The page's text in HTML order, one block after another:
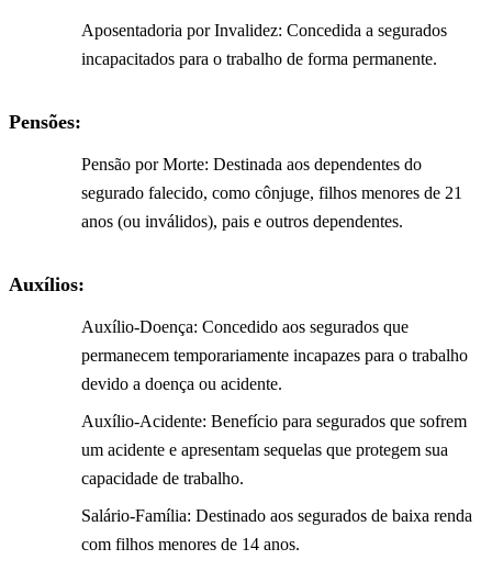
Aposentadoria por Invalidez: Concedida a segurados
incapacitados para o trabalho de forma permanente.
Pensões:
Pensão por Morte: Destinada aos dependentes do
segurado falecido, como cônjuge, filhos menores de 21
anos (ou inválidos), pais e outros dependentes.
Auxílios:
Auxílio-Doença: Concedido aos segurados que
permanecem temporariamente incapazes para o trabalho
devido a doença ou acidente.
Auxílio-Acidente: Benefício para segurados que sofrem
um acidente e apresentam sequelas que protegem sua
capacidade de trabalho.
Salário-Família: Destinado aos segurados de baixa renda
com filhos menores de 14 anos.